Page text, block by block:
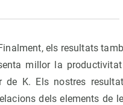
els resultats
millor la
de K. Els nostres
dels elements de